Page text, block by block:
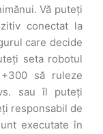
Vă puteți
conectat la
care decide
seta robotul
să ruleze
sau îl puteți
responsabil de
executate în